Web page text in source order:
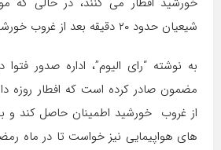
شیعیان حدود ۲۰ دقیقه بعد از غروب خورشید است.
به نوشته “رای الیوم”، اداره صدور فتوا
مضمون صادر کرده است که افطار روزه
از غروب خورشید اطمینان حاصل کند و
های هواپیمایی نیز خواست تا در ماه